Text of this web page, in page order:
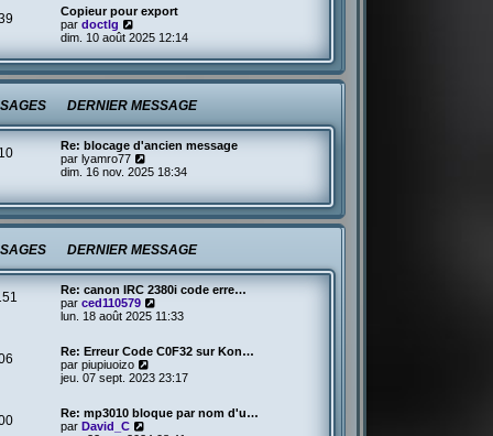
n
i
e
m
e
s
s
a
g
e
d
e
r
n
i
e
m
e
s
s
a
g
Copieur pour export
par doctlg
o
i
r
l
d
r
n
i
e
m
e
s
a
e
dim. 10 août 2025 12:14
DERNIER MESSAGE
Re: blocage d'ancien message
par lyamro77
o
r
l
e
e
n
i
e
r
s
s
a
e
dim. 16 nov. 2025 18:34
DERNIER MESSAGE
Re: canon IRC 2380i code erre…
par ced110579
o
l
d
n
lun. 18 août 2025 11:33
Re: Erreur Code C0F32 sur Kon…
par piupiuoizo
o
l
jeu. 07 sept. 2023 23:17
Re: mp3010 bloque par nom d'u…
par David_C